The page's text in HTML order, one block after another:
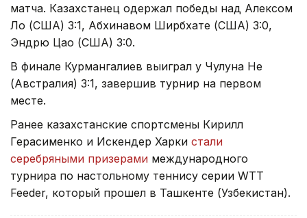
матча. Казахстанец одержал победы над Алексом
Ло (США) 3:1, Абхинавом Ширбхате (США) 3:0,
Эндрю Цао (США) 3:0.
В финале Курмангалиев выиграл у Чулуна Не
(Австралия) 3:1, завершив турнир на первом
месте.
Ранее казахстанские спортсмены Кирилл
Герасименко и Искендер Харки стали
серебряными призерами международного
турнира по настольному теннису серии WTT
Feeder, который прошел в Ташкенте (Узбекистан).